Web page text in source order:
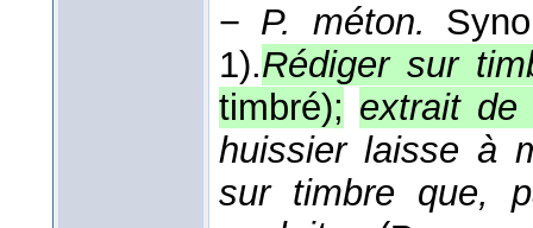
− P. méton.
1).Rédiger sur
timbré); extrait de
huissier laisse à
sur timbre que,